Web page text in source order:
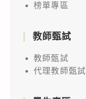
榜單專區
教師甄試
教師甄試
代理教師甄試